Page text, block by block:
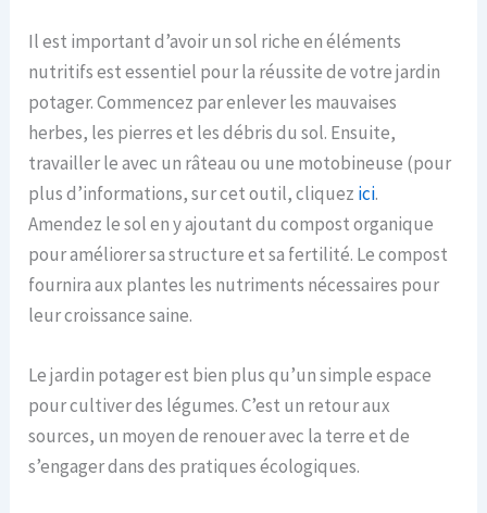
Il est important d’avoir un sol riche en éléments
nutritifs est essentiel pour la réussite de votre jardin
potager. Commencez par enlever les mauvaises
herbes, les pierres et les débris du sol. Ensuite,
travailler le avec un râteau ou une motobineuse (pour
plus d’informations, sur cet outil, cliquez ici.
Amendez le sol en y ajoutant du compost organique
pour améliorer sa structure et sa fertilité. Le compost
fournira aux plantes les nutriments nécessaires pour
leur croissance saine.
Le jardin potager est bien plus qu’un simple espace
pour cultiver des légumes. C’est un retour aux
sources, un moyen de renouer avec la terre et de
s’engager dans des pratiques écologiques.